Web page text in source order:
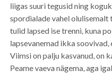
liigas suuri tegusid ning
spordialade vahel olulisemalt
tulid lapsed ise trenni, kuna
lapsevanemad ikka
Viimsi on palju kasvanud, on
Peame vaeva nägema, aga